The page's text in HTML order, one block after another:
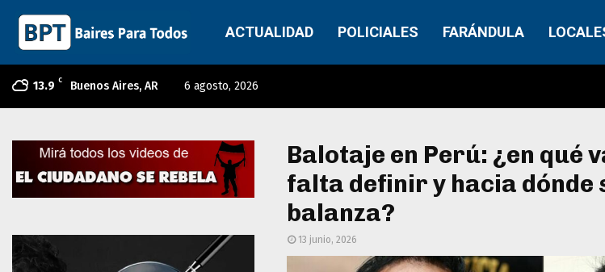
ACTUALIDAD POLICIALES FARÁNDULA
13.9 C Buenos Aires, AR 6 agosto, 2026
Balotaje en Perú: ¿en qué
falta definir y hacia dónde
balanza?
13 junio, 2026